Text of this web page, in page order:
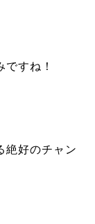
すね！
絶好のチャン